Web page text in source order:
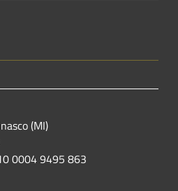
(MI)
0004 9495 863